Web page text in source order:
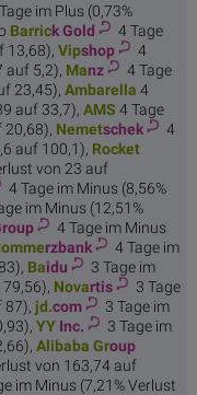
im Plus (0,73%
Barrick Gold
4 Tage
13,68), Vipshop
4
auf 5,2), Manz
4 Tage
23,45), Ambarella 4
auf 33,7), AMS 4 Tage
20,68), Nemetschek
4
auf 100,1), Rocket
von 23 auf
4 Tage im Minus (8,56%
im Minus (12,51%
4 Tage im Minus
rzbank
4 Tage im
Baidu
3 Tage im
Novartis
3 Tage
87), jd.com
3 Tage im
YY Inc.
3 Tage im
Alibaba Group
von 163,74 auf
im Minus (7,21% Verlust